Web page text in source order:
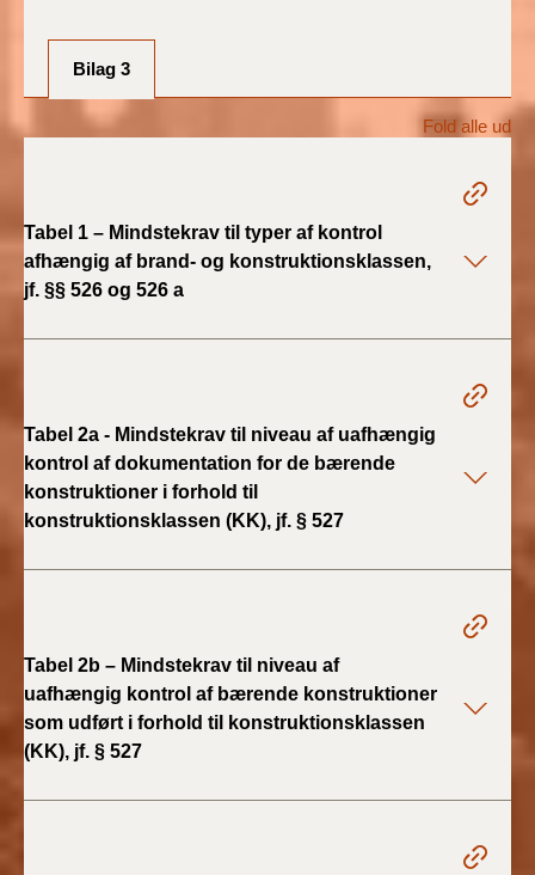
2024)
BR18 (17/9 - 31/12
2022)
BR18 (1/1 - 30/6
2022)
BR18 (29/6 - 31/12
BR18 (1/7-31/12
2020)
2020)
Bilag 3
Fold alle ud
Tabel 1 – Mindstekrav til typer af kontrol
afhængig af brand- og konstruktionsklassen,
jf. §§ 526 og 526 a
Tabel 2a - Mindstekrav til niveau af uafhængig
kontrol af dokumentation for de bærende
konstruktioner i forhold til
konstruktionsklassen (KK), jf. § 527
Tabel 2b – Mindstekrav til niveau af
uafhængig kontrol af bærende konstruktioner
som udført i forhold til konstruktionsklassen
(KK), jf. § 527